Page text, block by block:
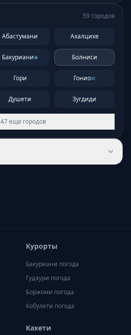
59 городов
Абастумани Ахалцихе
Бакуриани Болниси
Гори Гонио
Душети Зугдиди
47еще городов
Курорты
Бакуриани погода
Гудаури погода
Боржоми погода
Кобулети погода
Кахети